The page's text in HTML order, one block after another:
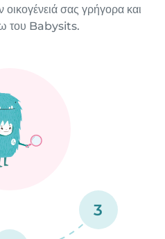
σας γρήγορα και
του Babysits.
3